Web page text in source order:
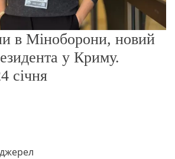
в Міноборони, новий
у Криму.
січня